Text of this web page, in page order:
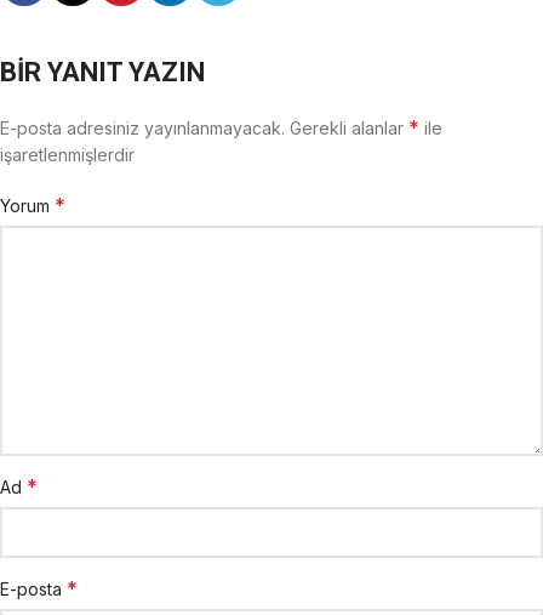
BIR YANIT YAZIN
E-posta adresiniz yayınlanmayacak. Gerekli alanlar * ile
işaretlenmişlerdir
Yorum *
Ad *
E-posta *